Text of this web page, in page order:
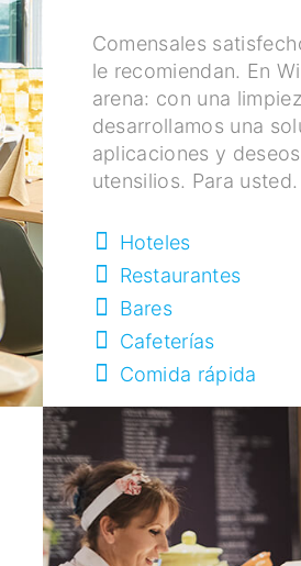
Comensales
le recomiendan. En
arena: con una
desarrollamos una
aplicaciones y
utensilios. Para
Hoteles
Restaurantes
Bares
Cafeterías
Comida rápida